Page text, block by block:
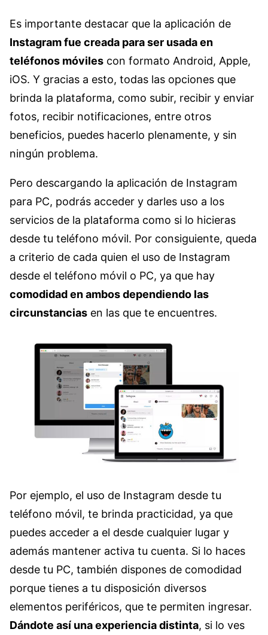
Es importante destacar que la aplicación de
Instagram fue creada para ser usada en
teléfonos móviles con formato Android, Apple,
iOS. Y gracias a esto, todas las opciones que
brinda la plataforma, como subir, recibir y enviar
fotos, recibir notificaciones, entre otros
beneficios, puedes hacerlo plenamente, y sin
ningún problema.
Pero descargando la aplicación de Instagram
para PC, podrás acceder y darles uso a los
servicios de la plataforma como si lo hicieras
desde tu teléfono móvil. Por consiguiente, queda
a criterio de cada quien el uso de Instagram
desde el teléfono móvil o PC, ya que hay
comodidad en ambos dependiendo las
circunstancias en las que te encuentres.
Por ejemplo, el uso de Instagram desde tu
teléfono móvil, te brinda practicidad, ya que
puedes acceder a el desde cualquier lugar y
además mantener activa tu cuenta. Si lo haces
desde tu PC, también dispones de comodidad
porque tienes a tu disposición diversos
elementos periféricos, que te permiten ingresar.
Dándote así una experiencia distinta, si lo ves